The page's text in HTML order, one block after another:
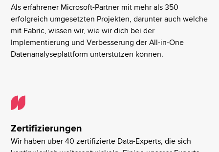
Als erfahrener Microsoft-Partner mit mehr als 350
erfolgreich umgesetzten Projekten, darunter auch welche
mit Fabric, wissen wir, wie wir dich bei der
Implementierung und Verbesserung der All-in-One
Datenanalyseplattform unterstützen können.
Zertifizierungen
Wir haben über 40 zertifizierte Data-Experts, die sich